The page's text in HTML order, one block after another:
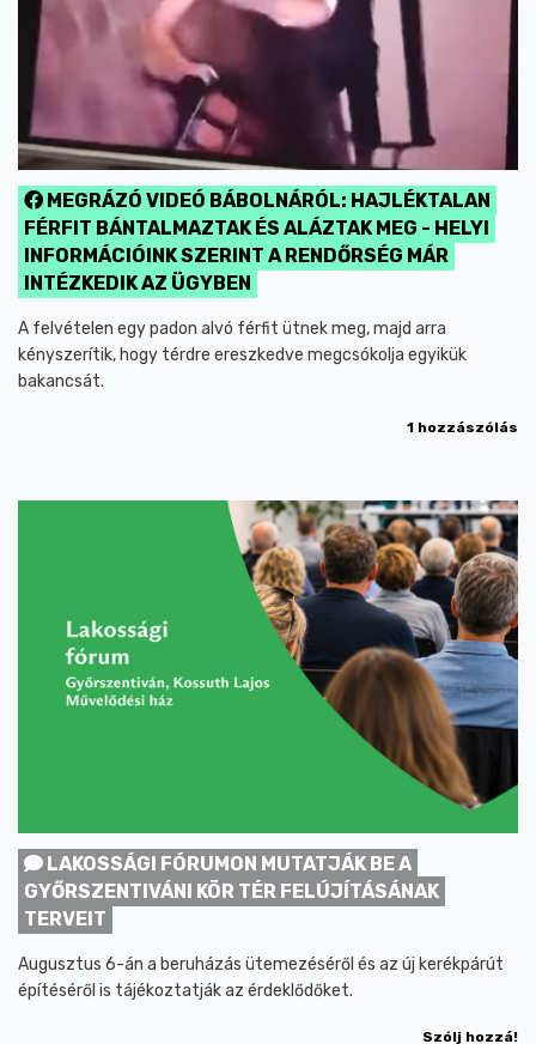
MEGRÁZÓ VIDEÓ BÁBOLNÁRÓL: HAJLÉKTALAN
FÉRFIT BÁNTALMAZTAK ÉS ALÁZTAK MEG - HELYI
INFORMÁCIÓINK SZERINT A RENDŐRSÉG MÁR
INTÉZKEDIK AZ ÜGYBEN
A felvételen egy padon alvó férfit ütnek meg, majd arra
kényszerítik, hogy térdre ereszkedve megcsókolja egyikük
bakancsát.
1 hozzászólás
LAKOSSÁGI FÓRUMON MUTATJÁK BE A
GYŐRSZENTIVÁNI KÖR TÉR FELÚJÍTÁSÁNAK
TERVEIT
Augusztus 6-án a beruházás ütemezéséről és az új kerékpárút
építéséről is tájékoztatják az érdeklődőket.
Szólj hozzá!